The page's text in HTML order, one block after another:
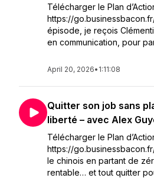
Télécharger le Plan
https://
épisode, je reçois
en communication, pour
April 20, 2026• 1:11:08
Quitter son job sans
liberté – avec Alex
Télécharger le Plan
https://
le chinois en partant de
rentable… et tout quitter